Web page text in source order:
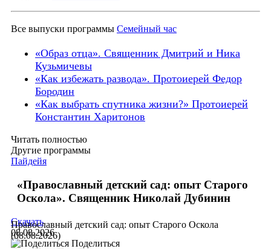
Все выпуски программы Семейный час
«Образ отца». Священник Дмитрий и Ника
Кузьмичевы
«Как избежать развода». Протоиерей Федор
Бородин
«Как выбрать спутника жизни?» Протоиерей
Константин Харитонов
Читать полностью
Другие программы
Пайдейя
«Православный детский сад: опыт Старого
Оскола». Священник Николай Дубинин
Православный детский сад: опыт Старого Оскола
(08.08.2026)
Скачать
08.08.2026
Поделиться